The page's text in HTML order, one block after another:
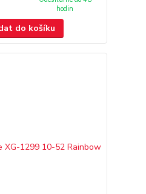
hodin
do košíku